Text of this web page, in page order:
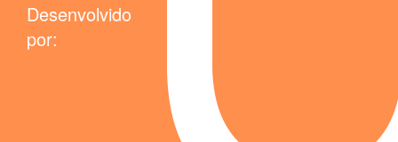
Desenvolvido
por: